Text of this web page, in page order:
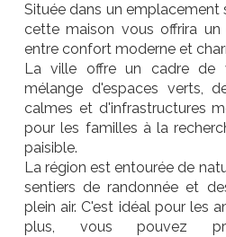
Située dans un emplacement
cette maison vous offrira
entre confort moderne et
La ville offre un cadre de
mélange d'espaces verts,
calmes et d'infrastructures
pour les familles à la
paisible.
La région est entourée de
sentiers de randonnée et
plein air. C'est idéal pour les
plus, vous pouvez